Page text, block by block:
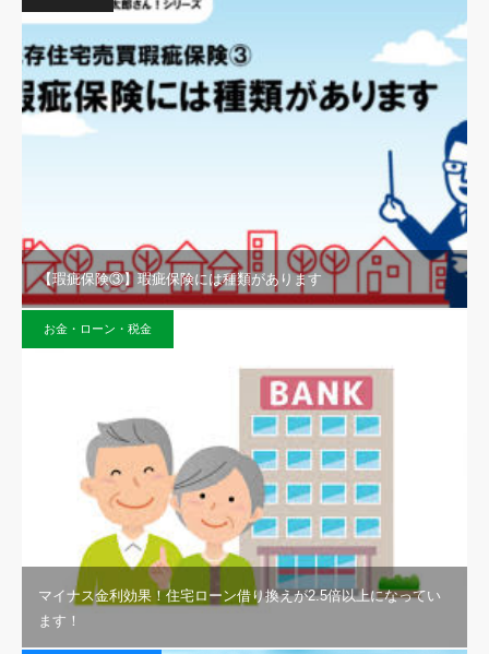
【瑕疵保険③】瑕疵保険には種類があります
お金・ローン・税金
マイナス金利効果！住宅ローン借り換えが2.5倍以上になってい
ます！